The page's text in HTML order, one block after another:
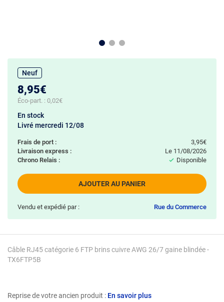
Reprise de votre ancien produit : En savoir plus
Câble RJ45 catégorie 6 FTP brins cuivre AWG 26/7 gaine blindée -
TX6FTP5B
Neuf
8,95€
Éco-part. : 0,02€
AJOUTER AU PANIER
En stock
Frais de port :
3,95€
Livraison express :
le 11/08/2026
Chrono Relais :
Disponible
Livré mercredi 12/08
Vendu et expédié par : Rue du Commerce